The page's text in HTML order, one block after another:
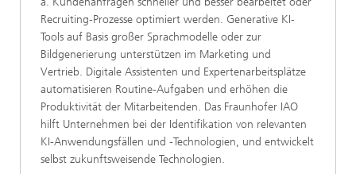
Recruiting-Prozesse optimiert werden. Generative KI-
Tools auf Basis großer Sprachmodelle oder zur
Bildgenerierung unterstützen im Marketing und
Vertrieb. Digitale Assistenten und Expertenarbeitsplätze
automatisieren Routine-Aufgaben und erhöhen die
Produktivität der Mitarbeitenden. Das Fraunhofer IAO
hilft Unternehmen bei der Identifikation von relevanten
KI-Anwendungsfällen und -Technologien, und entwickelt
selbst zukunftsweisende Technologien.